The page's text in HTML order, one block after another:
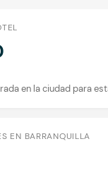
en la ciudad para
EN BARRANQUILLA